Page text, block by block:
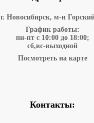
г. Новосибирск, м-н
График работы:
пн-пт с 10:00 до 18:00;
сб,вс-выходной
Посмотреть на карте
Контакты: